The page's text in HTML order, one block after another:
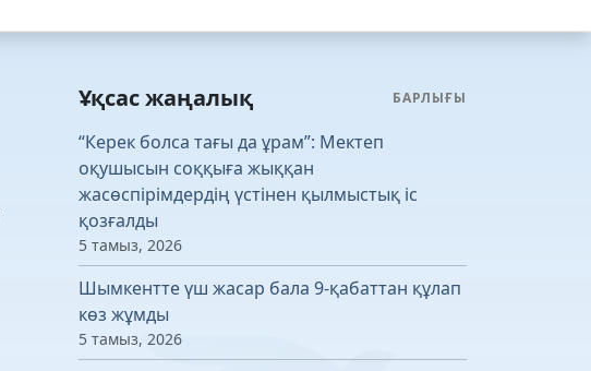
Ұқсас жаңалық БАРЛЫҒЫ
“Керек болса тағы да ұрам”: Мектеп
оқушысын соққыға жыққан
жасөспірімдердің үстінен қылмыстық іс
қозғалды
5 тамыз, 2026
Шымкентте үш жасар бала 9-қабаттан құлап
көз жұмды
5 тамыз, 2026